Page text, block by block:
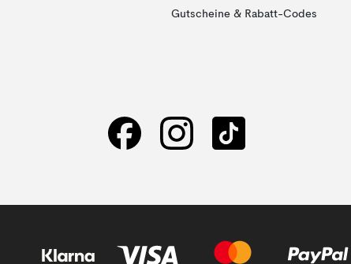
Gutscheine & Rabatt-Codes